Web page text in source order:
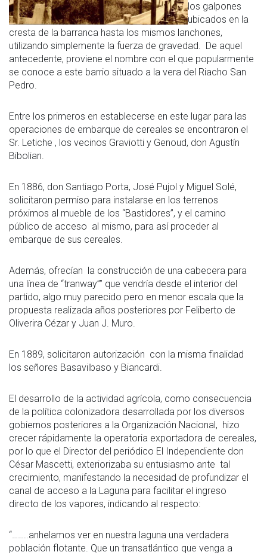
los galpones
ubicados en la
cresta de la barranca hasta los mismos lanchones,
utilizando simplemente la fuerza de gravedad. De aquel
antecedente, proviene el nombre con el que popularmente
se conoce a este barrio situado a la vera del Riacho San
Pedro.
Entre los primeros en establecerse en este lugar para las
operaciones de embarque de cereales se encontraron el
Sr. Letiche , los vecinos Graviotti y Genoud, don Agustín
Bibolian.
En 1886, don Santiago Porta, José Pujol y Miguel Solé,
solicitaron permiso para instalarse en los terrenos
próximos al mueble de los “Bastidores”, y el camino
público de acceso al mismo, para así proceder al
embarque de sus cereales.
Además, ofrecían la construcción de una cabecera para
una línea de “tranway”” que vendría desde el interior del
partido, algo muy parecido pero en menor escala que la
propuesta realizada años posteriores por Feliberto de
Oliverira Cézar y Juan J. Muro.
En 1889, solicitaron autorización con la misma finalidad
los señores Basavilbaso y Biancardi.
El desarrollo de la actividad agrícola, como consecuencia
de la política colonizadora desarrollada por los diversos
gobiernos posteriores a la Organización Nacional, hizo
crecer rápidamente la operatoria exportadora de cereales,
por lo que el Director del periódico El Independiente don
César Mascetti, exteriorizaba su entusiasmo ante tal
crecimiento, manifestando la necesidad de profundizar el
canal de acceso a la Laguna para facilitar el ingreso
directo de los vapores, indicando al respecto:
“……..anhelamos ver en nuestra laguna una verdadera
población flotante. Que un transatlántico que venga a